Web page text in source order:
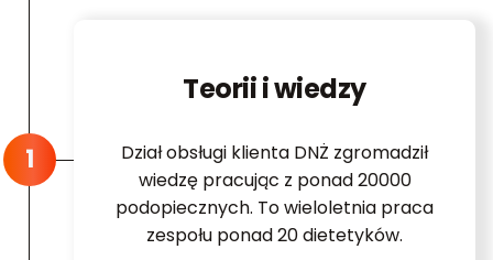
Teorii i wiedzy
Dział obsługi klienta DNŻ zgromadził
wiedzę pracując z ponad 20000
podopiecznych. To wieloletnia praca
zespołu ponad 20 dietetyków.